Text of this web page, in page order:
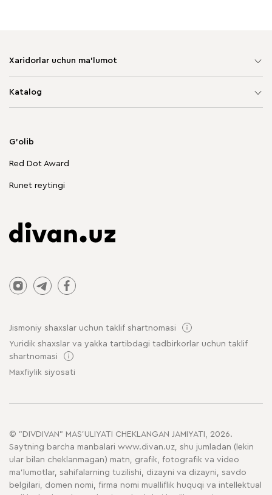
Xaridorlar uchun ma'lumot
Katalog
G'olib
Red Dot Award
Runet reytingi
Jismoniy shaxslar uchun taklif shartnomasi
Yuridik shaxslar va yakka tartibdagi tadbirkorlar uchun taklif
shartnomasi
Maxfiylik siyosati
© "DIVDIVAN" MAS'ULIYATI CHEKLANGAN JAMIYATI, 2026.
Saytning barcha manbalari www.divan.uz, shu jumladan (lekin
ular bilan cheklanmagan) matn, grafik, fotografik va video
ma'lumotlar, sahifalarning tuzilishi, dizayni va dizayni, savdo
belgilari, domen nomi, firma nomi mualliflik huquqi va intellektual